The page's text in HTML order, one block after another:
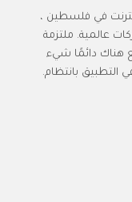
في فلسطين ،
عالمية. ملتزمة
هناك دائمًا شيء
بانتظام.